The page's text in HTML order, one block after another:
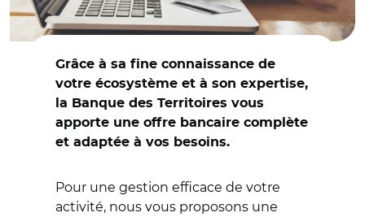
Grâce à sa fine connaissance de
votre écosystème et à son expertise,
la Banque des Territoires vous
apporte une offre bancaire complète
et adaptée à vos besoins.
Pour une gestion efficace de votre
activité, nous vous proposons une